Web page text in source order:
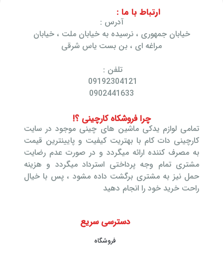
ارتباط با ما :
آدرس :
خیابان جمهوری ، نرسیده به خیابان ملت ، خیابان
مراغه ای ، بن بست یاس شرقی
تلفن :
09192304121
0902441633
چرا فروشکاه کارچینی ؟!
تمامی لوازم یدکی ماشین های چینی موجود در سایت
کارچینی دات کام با بهتریت کیفیت و پایینترین قیمت
به مصرف کننده ارائه میگردد و در صورت عدم رضایت
مشتری تمام وجه پرداختی استرداد میگردد و هزینه
حمل نیز به مشتری برگشت داده مشود ، پس با خیال
راحت خرید خود را انجام دهید
دسترسی سریع
فروشگاه